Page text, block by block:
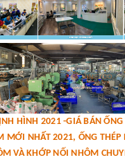
HÌNH 2021 -GIÁ BÁN ỐNG
MỚI NHẤT 2021, ỐNG THÉP
VÀ KHỚP NỐI NHÔM